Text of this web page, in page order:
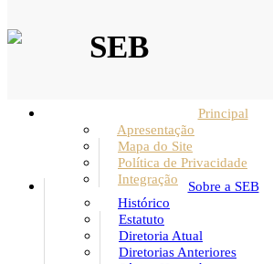
SEB
Principal
Apresentação
Mapa do Site
Política de Privacidade
Integração
Sobre a SEB
Histórico
Estatuto
Diretoria Atual
Diretorias Anteriores